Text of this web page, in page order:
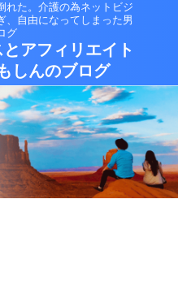
れた。介護の為ネットビジ
、自由になってしまった男
グ
アフィリエイト
しんのブログ